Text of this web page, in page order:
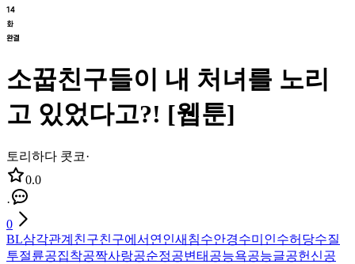
소꿉친구들이 내 처녀를 노리
고 있었다고?! [웹툰]
토리하다 콧코·
0.0
·
0
BL삼각관계 친구친구에서연인새침수안경수미인수허당수질
투절륜공집착공짝사랑공순정공변태공능욕공능글공헌신공